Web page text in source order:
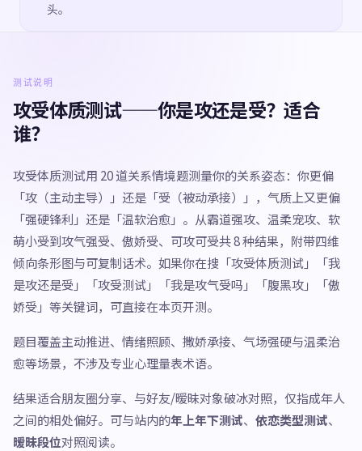
头。
测试说明
攻受体质测试——你是攻还是受？适合
谁？
攻受体质测试用 20 道关系情境题测量你的关系姿态：你更偏
「攻（主动主导）」还是「受（被动承接）」，气质上又更偏
「强硬锋利」还是「温软治愈」。从霸道强攻、温柔宠攻、软
萌小受到攻气强受、傲娇受、可攻可受共 8 种结果，附带四维
倾向条形图与可复制话术。如果你在搜「攻受体质测试」「我
是攻还是受」「攻受测试」「我是攻气受吗」「腹黑攻」「傲
娇受」等关键词，可直接在本页开测。
题目覆盖主动推进、情绪照顾、撒娇承接、气场强硬与温柔治
愈等场景，不涉及专业心理量表术语。
结果适合朋友圈分享、与好友/暧昧对象破冰对照，仅指成年人
之间的相处偏好。可与站内的年上年下测试、 依恋类型测试、
暧昧段位对照阅读。